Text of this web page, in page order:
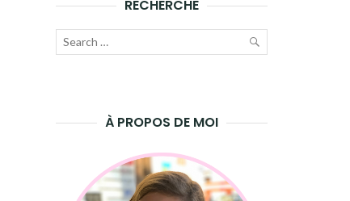
RECHERCHE
Recherche
À PROPOS DE MOI